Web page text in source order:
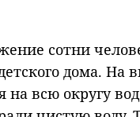
сотни
дома. На
на всю округу